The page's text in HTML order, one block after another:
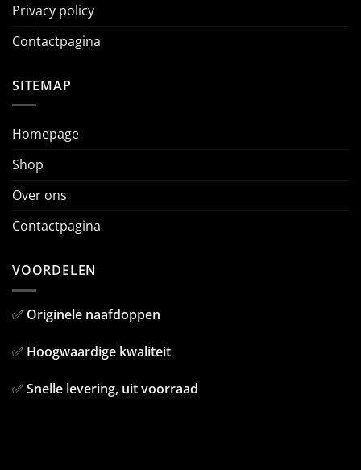
Privacy policy
Contactpagina
SITEMAP
Homepage
Shop
Over ons
Contactpagina
VOORDELEN
✅ Originele naafdoppen
✅ Hoogwaardige kwaliteit
✅ Snelle levering, uit voorraad